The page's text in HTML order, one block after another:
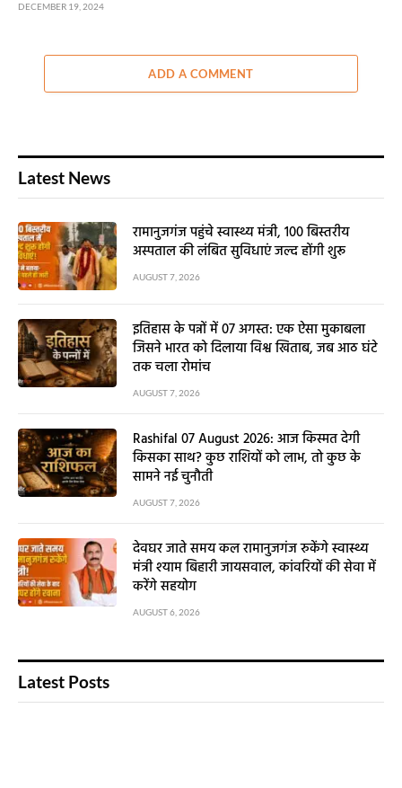
DECEMBER 19, 2024
ADD A COMMENT
Latest News
रामानुजगंज पहुंचे स्वास्थ्य मंत्री, 100 बिस्तरीय
अस्पताल की लंबित सुविधाएं जल्द होंगी शुरू
AUGUST 7, 2026
इतिहास के पन्नों में 07 अगस्त: एक ऐसा मुकाबला
जिसने भारत को दिलाया विश्व खिताब, जब आठ घंटे
तक चला रोमांच
AUGUST 7, 2026
Rashifal 07 August 2026: आज किस्मत देगी
किसका साथ? कुछ राशियों को लाभ, तो कुछ के
सामने नई चुनौती
AUGUST 7, 2026
देवघर जाते समय कल रामानुजगंज रुकेंगे स्वास्थ्य
मंत्री श्याम बिहारी जायसवाल, कांवरियों की सेवा में
करेंगे सहयोग
AUGUST 6, 2026
Latest Posts